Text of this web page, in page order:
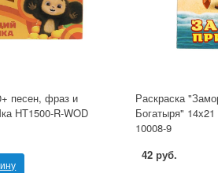
песен, фраз и
HT1500-R-WOD
Раскраска
Богатыря"
10008-9
42 руб.